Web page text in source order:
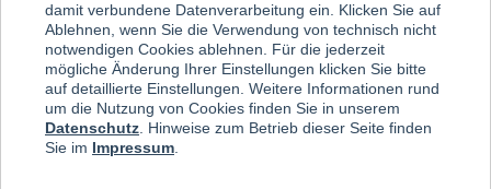
damit verbundene Datenverarbeitung ein. Klicken Sie auf
Ablehnen, wenn Sie die Verwendung von technisch nicht
notwendigen Cookies ablehnen. Für die jederzeit
mögliche Änderung Ihrer Einstellungen klicken Sie bitte
auf detaillierte Einstellungen. Weitere Informationen rund
um die Nutzung von Cookies finden Sie in unserem
Datenschutz . Hinweise zum Betrieb dieser Seite finden
Sie im Impressum